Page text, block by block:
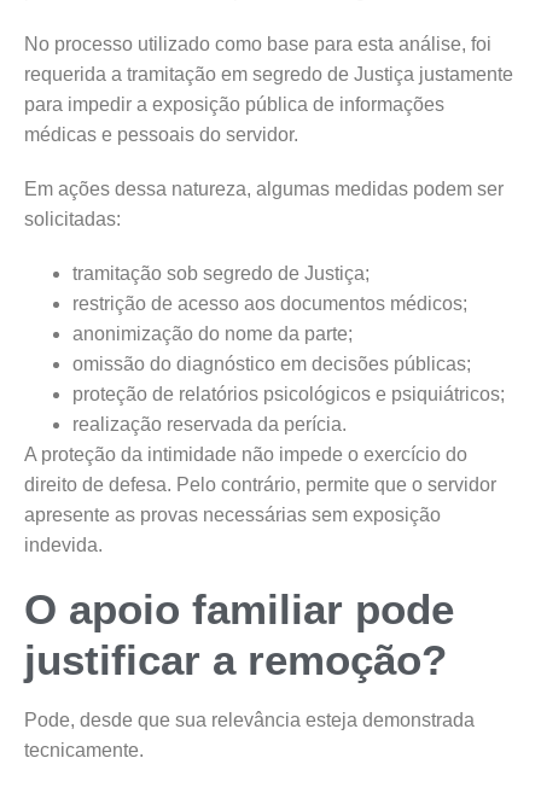
No processo utilizado como base para esta análise, foi
requerida a tramitação em segredo de Justiça justamente
para impedir a exposição pública de informações
médicas e pessoais do servidor.
Em ações dessa natureza, algumas medidas podem ser
solicitadas:
tramitação sob segredo de Justiça;
restrição de acesso aos documentos médicos;
anonimização do nome da parte;
omissão do diagnóstico em decisões públicas;
proteção de relatórios psicológicos e psiquiátricos;
realização reservada da perícia.
A proteção da intimidade não impede o exercício do
direito de defesa. Pelo contrário, permite que o servidor
apresente as provas necessárias sem exposição
indevida.
O apoio familiar pode
justificar a remoção?
Pode, desde que sua relevância esteja demonstrada
tecnicamente.